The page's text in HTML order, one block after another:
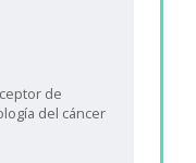
de
del cáncer